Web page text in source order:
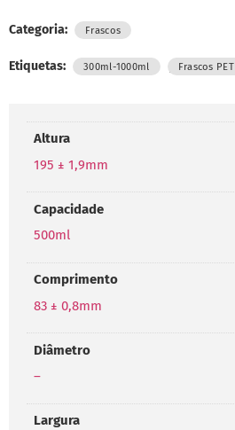
Categoria: Frascos
Etiquetas: 300ml-1000ml , Frascos PET
Altura
195 ± 1,9mm
Capacidade
500ml
Comprimento
83 ± 0,8mm
Diâmetro
–
Largura